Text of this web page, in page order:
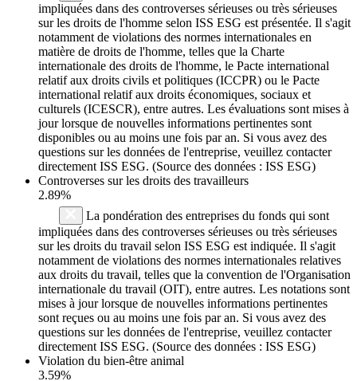
impliquées dans des controverses sérieuses ou très sérieuses
sur les droits de l'homme selon ISS ESG est présentée. Il s'agit
notamment de violations des normes internationales en
matière de droits de l'homme, telles que la Charte
internationale des droits de l'homme, le Pacte international
relatif aux droits civils et politiques (ICCPR) ou le Pacte
international relatif aux droits économiques, sociaux et
culturels (ICESCR), entre autres. Les évaluations sont mises à
jour lorsque de nouvelles informations pertinentes sont
disponibles ou au moins une fois par an. Si vous avez des
questions sur les données de l'entreprise, veuillez contacter
directement ISS ESG. (Source des données : ISS ESG)
Controverses sur les droits des travailleurs
2.89%
La pondération des entreprises du fonds qui sont
impliquées dans des controverses sérieuses ou très sérieuses
sur les droits du travail selon ISS ESG est indiquée. Il s'agit
notamment de violations des normes internationales relatives
aux droits du travail, telles que la convention de l'Organisation
internationale du travail (OIT), entre autres. Les notations sont
mises à jour lorsque de nouvelles informations pertinentes
sont reçues ou au moins une fois par an. Si vous avez des
questions sur les données de l'entreprise, veuillez contacter
directement ISS ESG. (Source des données : ISS ESG)
Violation du bien-être animal
3.59%